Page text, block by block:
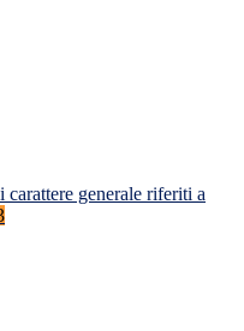
generale riferiti a